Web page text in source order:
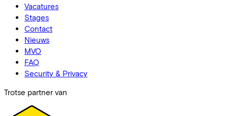
Vacatures
Stages
Contact
Nieuws
MVO
FAQ
Security & Privacy
Trotse partner van